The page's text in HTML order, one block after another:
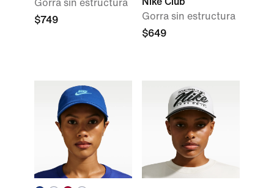
Gorra sin estructura
$749
Gorra sin estructura
$649